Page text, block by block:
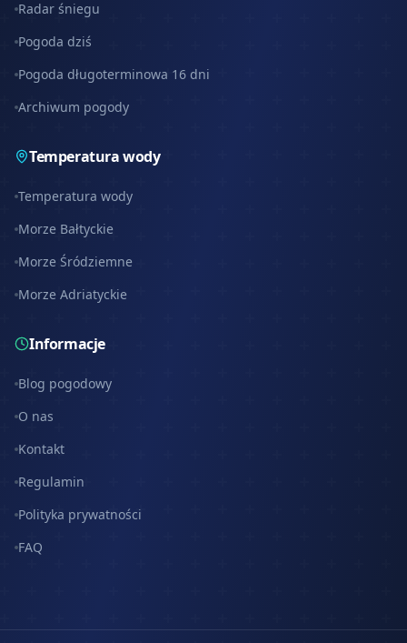
Radar śniegu
Pogoda dziś
Pogoda długoterminowa 16 dni
Archiwum pogody
Temperatura wody
Temperatura wody
Morze Bałtyckie
Morze Śródziemne
Morze Adriatyckie
Informacje
Blog pogodowy
O nas
Kontakt
Regulamin
Polityka prywatności
FAQ